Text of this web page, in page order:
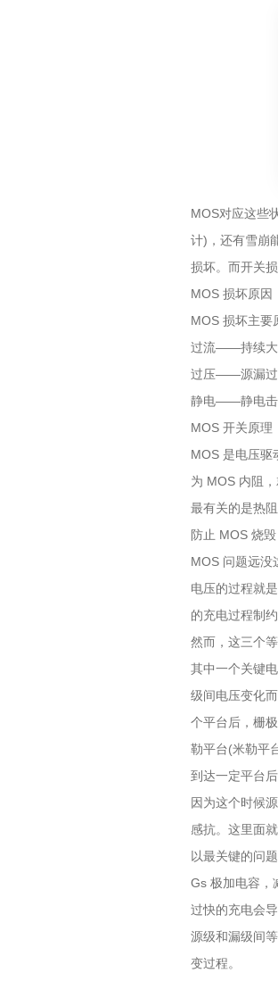
MOS对应这些
计)，还有雪崩
损坏。而开关
MOS 损坏原因
MOS 损坏主要
过流——持续大
过压——源漏过
静电——静电击
MOS 开关原理
MOS 是电压驱
为 MOS 内阻
最有关的是热
防止 MOS 烧毁
MOS 问题远没
电压的过程就
的充电过程制约
然而，这三个
其中一个关键
级间电压变化
个平台后，栅
勒平台(米勒平
到达一定平台
因为这个时候
感抗。这里面
以最关键的问
Gs 极加电容，
过快的充电会
源级和漏级间
变过程。